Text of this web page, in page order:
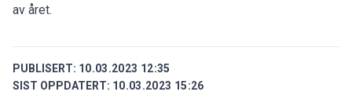
av året.
PUBLISERT: 10.03.2023 12:35
SIST OPPDATERT: 10.03.2023 15:26